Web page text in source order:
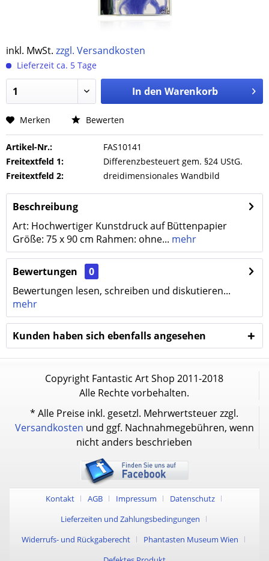
inkl. MwSt. zzgl. Versandkosten
Lieferzeit ca. 5 Tage
In den Warenkorb
Merken Bewerten
Artikel-Nr.:
FAS10141
Freitextfeld 1:
Differenzbesteuert gem. §24 UStG.
Freitextfeld 2:
dreidimensionales Wandbild
Beschreibung
Art: Hochwertiger Kunstdruck auf Büttenpapier
Größe: 75 x 90 cm Rahmen: ohne... mehr
Bewertungen
0
Bewertungen lesen, schreiben und diskutieren...
mehr
Kunden haben sich ebenfalls angesehen
Copyright Fantastic Art Shop 2011-2018
Alle Rechte vorbehalten.
* Alle Preise inkl. gesetzl. Mehrwertsteuer zzgl.
Versandkosten und ggf. Nachnahmegebühren, wenn
nicht anders beschrieben
Kontakt AGB Impressum
Datenschutz
Lieferzeiten und Zahlungsbedingungen
Widerrufs- und Rückgaberecht
Phantasten Museum Wien